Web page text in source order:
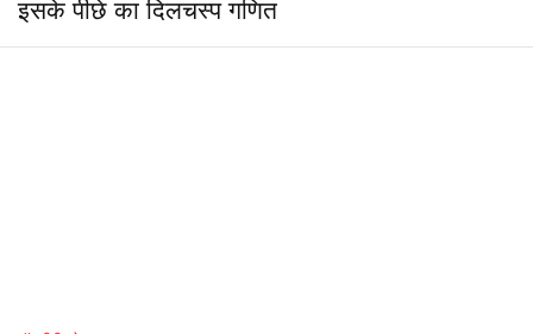
इसके पीछे का दिलचस्प गणित